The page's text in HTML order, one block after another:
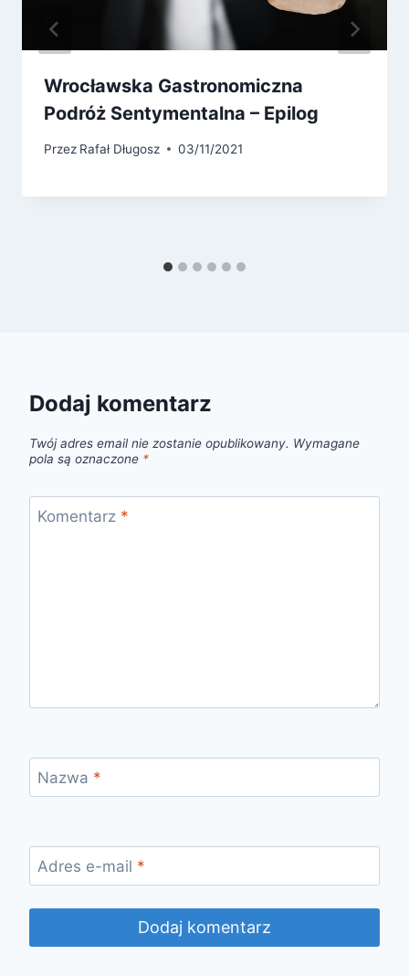
Wrocławska Gastronomiczna
Podróż Sentymentalna – Epilog
Przez Rafał Długosz 03/11/2021
Dodaj komentarz
Twój adres email nie zostanie opublikowany. Wymagane
pola są oznaczone *
Komentarz *
Nazwa *
Adres e-mail *